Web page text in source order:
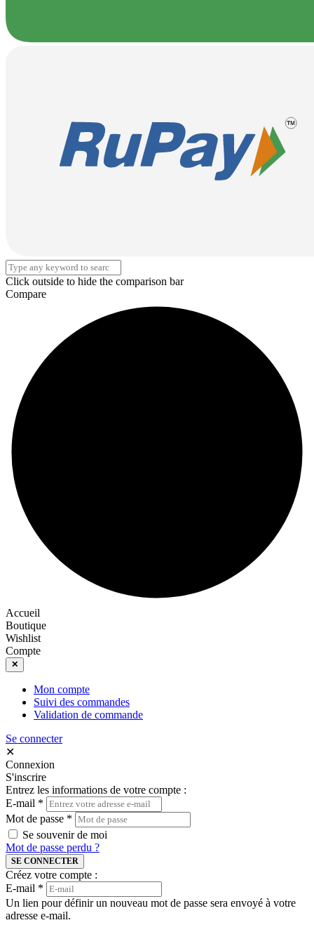
Click outside to hide the comparison bar
Compare
Accueil
Boutique
Wishlist
Compte
✕
Mon compte
Suivi des commandes
Validation de commande
Se connecter
✕
Connexion
S'inscrire
Entrez les informations de votre compte :
E-mail *
Mot de passe *
Se souvenir de moi
Mot de passe perdu ?
SE CONNECTER
Créez votre compte :
E-mail *
Un lien pour définir un nouveau mot de passe sera envoyé à votre
adresse e-mail.